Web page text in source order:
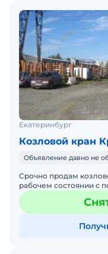
Екатеринбург
Козловой кран
Объявление давно не
Срочно продам
рабочем состоянии с
Технические